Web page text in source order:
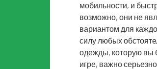
мобильности, и
возможно, они не
вариантом для
силу любых
одежды, которую вы
игре, важно